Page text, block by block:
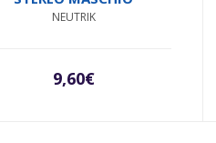
NEUTRIK
9,60€